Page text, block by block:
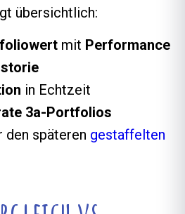
übersichtlich:
mit Performance
in Echtzeit
3a-Portfolios
den späteren gestaffelten